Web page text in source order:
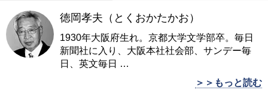
徳岡孝夫（とくおかたかお）
1930年大阪府生れ。京都大学文学部卒。毎日
新聞社に入り、大阪本社社会部、サンデー毎
日、英文毎日 …
＞＞もっと読む